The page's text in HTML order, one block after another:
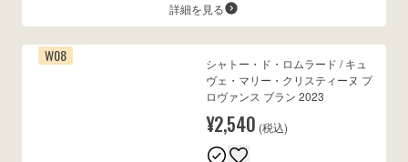
詳細を見る
W08
シャトー・ド・ロムラード / キュ
ヴェ・マリー・クリスティーヌ プ
ロヴァンス ブラン 2023
¥2,540 (税込)